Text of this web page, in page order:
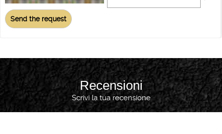
Recensioni
Scrivi la tua recensione